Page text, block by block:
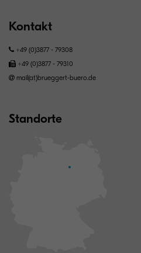
Kontakt
+49 (0)3877 - 79308
+49 (0)3877 - 79310
mail(at)brueggert-buero.de
Standorte